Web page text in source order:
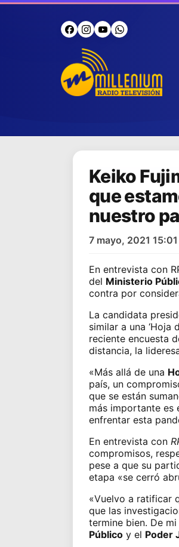
Keiko
que
nuestro
7 mayo, 2021 15:01
En entrevista con
del Ministerio
contra por
La candidata
similar a una ‘Hoja
reciente encuesta
distancia, la
«Más allá de una
país, un
que se están
más importante es
enfrentar esta
En entrevista con
compromisos,
pese a que su
etapa «se cerró
«Vuelvo a ratificar
que las
termine bien. De
Públicoy el Poder